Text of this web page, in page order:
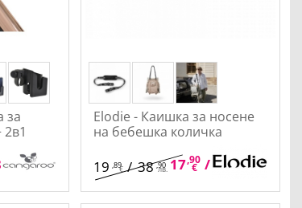
за
лв.
Elodie - Каишка за носене
на бебешка количка
19 ,89€/38 ,90
лв. 17,90
€ /35,01
лв.